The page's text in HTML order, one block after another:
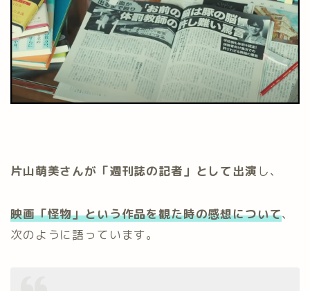
片山萌美さんが「週刊誌の記者」として出演 し、
映画「怪物」という作品を観た時の感想について、
次のように語っています。